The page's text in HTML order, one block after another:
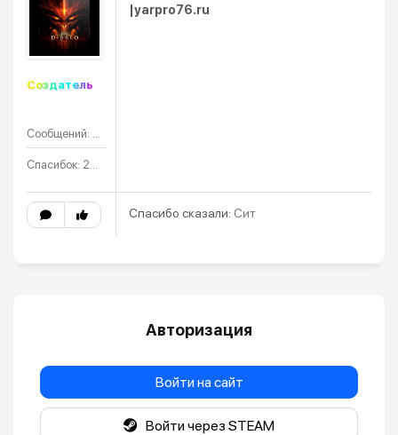
Создатель
Сообщений: 122
Спасибок: 201
|yarpro76.ru
Спасибо сказали: Cит
Авторизация
Войти на сайт
Войти через STEAM